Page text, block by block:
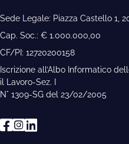
Sede Legale: Piazza Castello 1,
Cap. Soc.: € 1.000.000,00
CF/PI: 12720200158
Iscrizione all’Albo Informatico
il Lavoro-Sez. I
N° 1309-SG del 23/02/2005